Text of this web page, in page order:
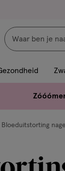
Zoeken
met
dit
nagel